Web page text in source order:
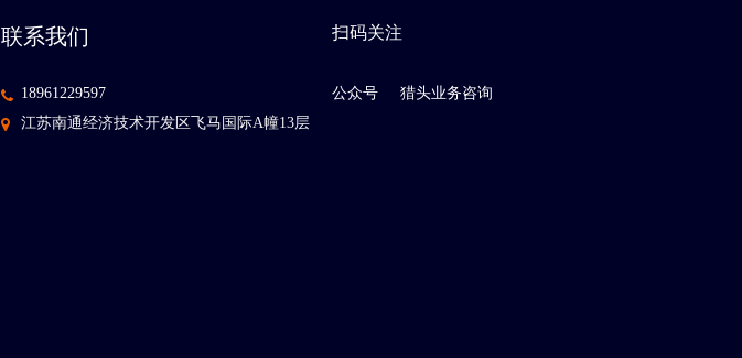
联系我们
18961229597
江苏南通经济技术开发区飞马国际A幢13层
扫码关注
公众号 猎头业务咨询